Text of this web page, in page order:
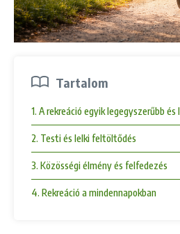
Tartalom
1. A rekreáció egyik legegyszerűbb
2. Testi és lelki feltöltődés
3. Közösségi élmény és felfedezés
4. Rekreáció a mindennapokban